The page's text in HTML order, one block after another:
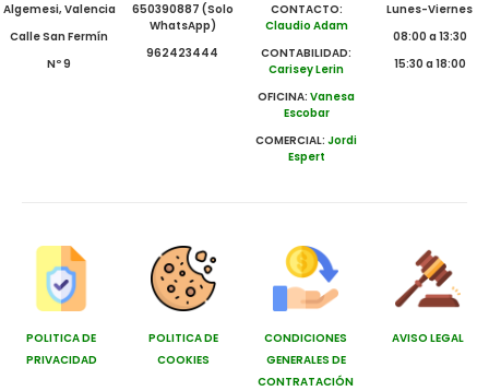
Algemesi, Valencia
Calle San Fermín
Nº 9
650390887 (Solo
WhatsApp)
962423444
CONTACTO:
Claudio Adam
CONTABILIDAD:
Carisey Lerin
OFICINA:Vanesa
Escobar
COMERCIAL:Jordi
Espert
Lunes-Viernes
08:00 a 13:30
15:30 a 18:00
POLITICA DE
PRIVACIDAD
POLITICA DE
COOKIES
CONDICIONES
GENERALES DE
CONTRATACIÓN
AVISO LEGAL